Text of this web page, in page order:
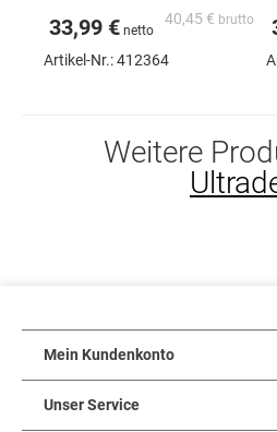
40,45 €
33,99 €
Artikel-Nr.:412364
Weitere
Mein Kundenkonto
Unser Service